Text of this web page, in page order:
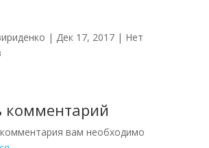
| Дек 17, 2017| Нет
комментарий
вам необходимо